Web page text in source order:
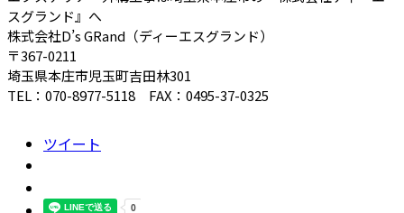
スグランド』へ
株式会社D’s GRand（ディーエスグランド）
〒367-0211
埼玉県本庄市児玉町吉田林301
TEL：070-8977-5118 FAX：0495-37-0325
ツイート